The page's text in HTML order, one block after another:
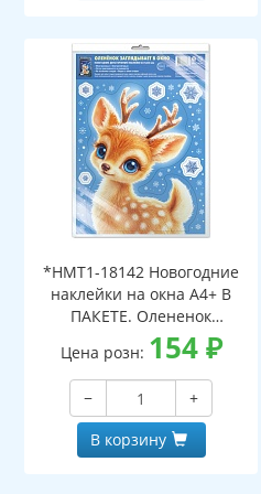
*НМТ1-18142 Новогодние
наклейки на окна А4+ В
ПАКЕТЕ. Олененок
заглядывает в окно (видны
с обеих сторон,
многоразовые, в
индивидуальной упаковке,
с европодвесом и клеевым
клапаном)
Цена розн: 154₽
−
+
В корзину